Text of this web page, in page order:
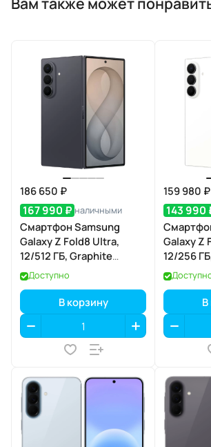
186 650 ₽
167 990 ₽ наличными
Смартфон Samsung
Galaxy Z Fold8 Ultra,
12/512 ГБ, Graphite
(графитовый)
Доступно
В корзину
159 980 ₽
143 990
Galaxy Z
12/256
В